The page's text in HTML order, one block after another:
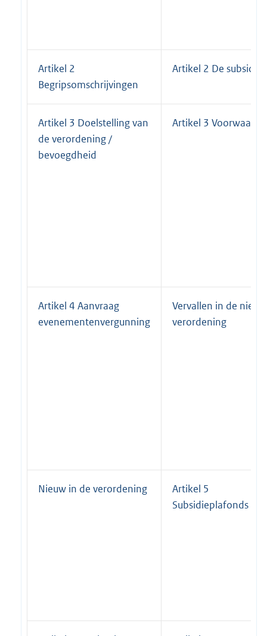
Artikel 2
Begripsomschrijvingen
Artikel 2 De subsidie
Artikel 3 Doelstelling van
de verordening /
bevoegdheid
Artikel 3
Artikel 4 Aanvraag
evenementenvergunning
Vervallen in de
verordening
Nieuw in de verordening
Artikel 5
Subsidieplafonds